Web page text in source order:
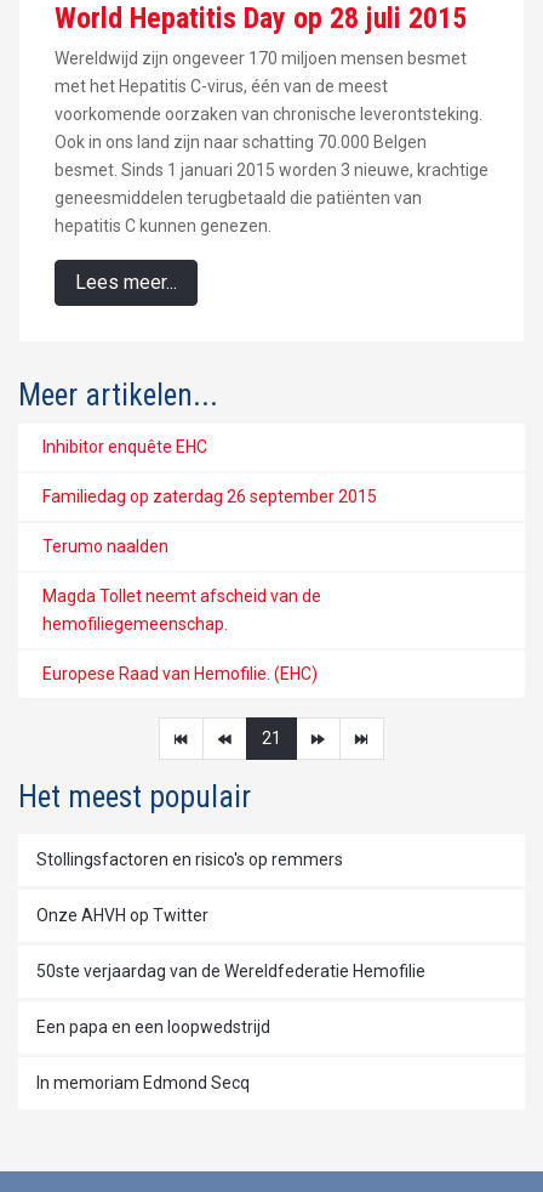
World Hepatitis Day op 28 juli 2015
Wereldwijd zijn ongeveer 170 miljoen mensen besmet
met het Hepatitis C-virus, één van de meest
voorkomende oorzaken van chronische leverontsteking.
Ook in ons land zijn naar schatting 70.000 Belgen
besmet. Sinds 1 januari 2015 worden 3 nieuwe, krachtige
geneesmiddelen terugbetaald die patiënten van
hepatitis C kunnen genezen.
Lees meer...
Meer artikelen...
Inhibitor enquête EHC
Familiedag op zaterdag 26 september 2015
Terumo naalden
Magda Tollet neemt afscheid van de
hemofiliegemeenschap.
Europese Raad van Hemofilie. (EHC)
21
Het meest populair
Stollingsfactoren en risico's op remmers
Onze AHVH op Twitter
50ste verjaardag van de Wereldfederatie Hemofilie
Een papa en een loopwedstrijd
In memoriam Edmond Secq